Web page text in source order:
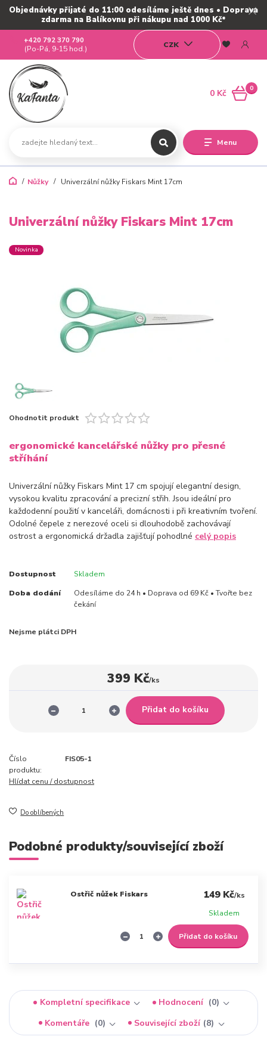
Objednávky přijaté do 11:00 odesíláme ještě dnes • Doprava
zdarma na Balíkovnu při nákupu nad 1000 Kč*
Menu
CZK
+420 792 370 790
(Po-Pá, 9-15 hod.)
0
0 Kč
Nůžky Univerzální nůžky Fiskars Mint 17cm
Univerzální nůžky Fiskars Mint 17cm
Novinka
Ohodnotit produkt
ergonomické kancelářské nůžky pro přesné
stříhání
Univerzální nůžky Fiskars Mint 17 cm spojují elegantní design,
vysokou kvalitu zpracování a precizní střih. Jsou ideální pro
každodenní použití v kanceláři, domácnosti i při kreativním tvoření.
Odolné čepele z nerezové oceli si dlouhodobě zachovávají
ostrost a ergonomická držadla zajišťují pohodlné celý popis
Dostupnost Skladem
Doba dodání
Odesíláme do 24 h • Doprava od 69 Kč • Tvořte bez
čekání
Nejsme plátci DPH
399 Kč/ks
Přidat do košíku
Číslo
produktu:
FIS05-1
Hlídat cenu / dostupnost
Do oblíbených
Podobné produkty/související zboží
Ostřič nůžek Fiskars 149 Kč/ks
Skladem
Přidat do košíku
Kompletní specifikace Hodnocení
0
Komentáře
0 Související zboží 8